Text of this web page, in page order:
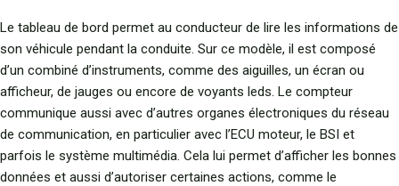
Le tableau de bord permet au conducteur de lire les informations de
son véhicule pendant la conduite. Sur ce modèle, il est composé
d’un combiné d’instruments, comme des aiguilles, un écran ou
afficheur, de jauges ou encore de voyants leds. Le compteur
communique aussi avec d’autres organes électroniques du réseau
de communication, en particulier avec l’ECU moteur, le BSI et
parfois le système multimédia. Cela lui permet d’afficher les bonnes
données et aussi d’autoriser certaines actions, comme le